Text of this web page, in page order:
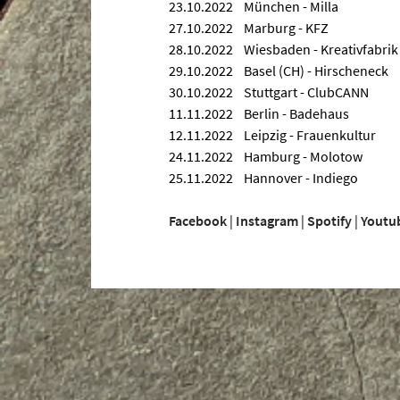
23.10.2022 München - Milla
27.10.2022 Marburg - KFZ
28.10.2022 Wiesbaden - Kreativfabrik
29.10.2022 Basel (CH) - Hirscheneck
30.10.2022 Stuttgart - ClubCANN
11.11.2022 Berlin - Badehaus
12.11.2022 Leipzig - Frauenkultur
24.11.2022 Hamburg - Molotow
25.11.2022 Hannover - Indiego
Facebook | Instagram |Spotify |